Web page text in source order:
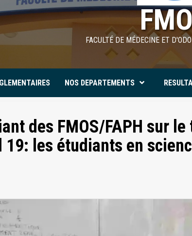
FACULTÉ DE MÉDECINE ET
NOS DEPARTEMENTS
des FMOS/FAPH sur le
19: les étudiants en